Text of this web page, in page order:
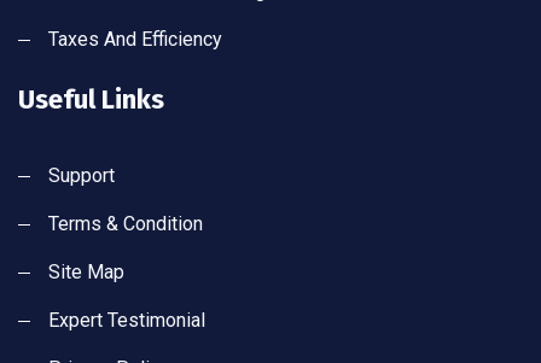
Taxes And Efficiency
Useful Links
Support
Terms & Condition
Site Map
Expert Testimonial